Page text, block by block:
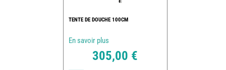
TENTE DE DOUCHE 100CM
En savoir plus
305,00 €